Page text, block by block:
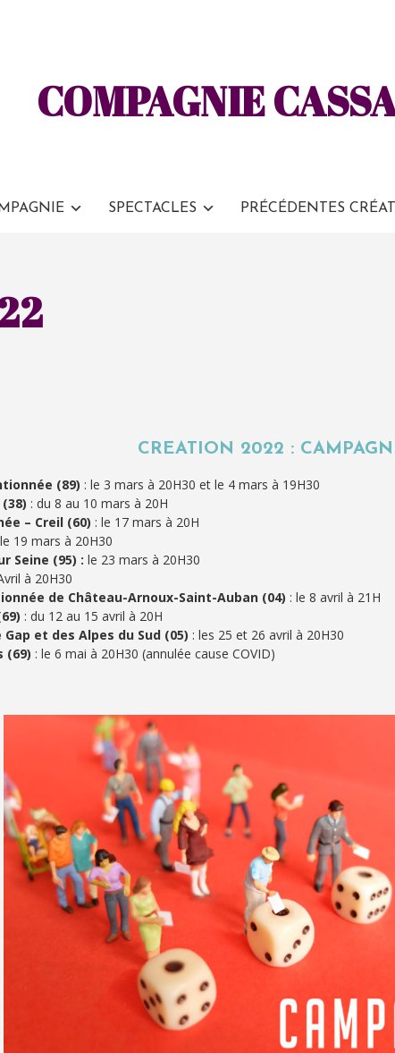
COMPAGNIE
SPECTACLES PRÉCÉDENTES
CREATION 2022 :
(89) : le 3 mars à 20H30 et le 4 mars à 19H30
: du 8 au 10 mars à 20H
– Creil (60) : le 17 mars à 20H
19 mars à 20H30
Seine (95) : le 23 mars à 20H30
à 20H30
de Château-Arnoux-Saint-Auban (04) : le 8 avril à 21H
: du 12 au 15 avril à 20H
et des Alpes du Sud (05) : les 25 et 26 avril à 20H30
(69) : le 6 mai à 20H30 (annulée cause COVID)